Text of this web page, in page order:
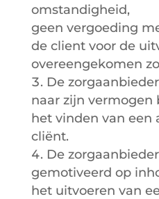
omstandigheid,
geen vergoeding
de client voor de
overeengekomen
De
naar zijn vermogen
het vinden van een
cliënt.
De
gemotiveerd op
het uitvoeren van